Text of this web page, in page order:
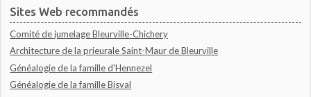
Sites Web recommandés
Comité de jumelage Bleurville-Chichery
Architecture de la prieurale Saint-Maur de Bleurville
Généalogie de la famille d'Hennezel
Généalogie de la famille Bisval